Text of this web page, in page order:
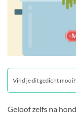
Vind je dit gedicht mooi?
Geloof zelfs na